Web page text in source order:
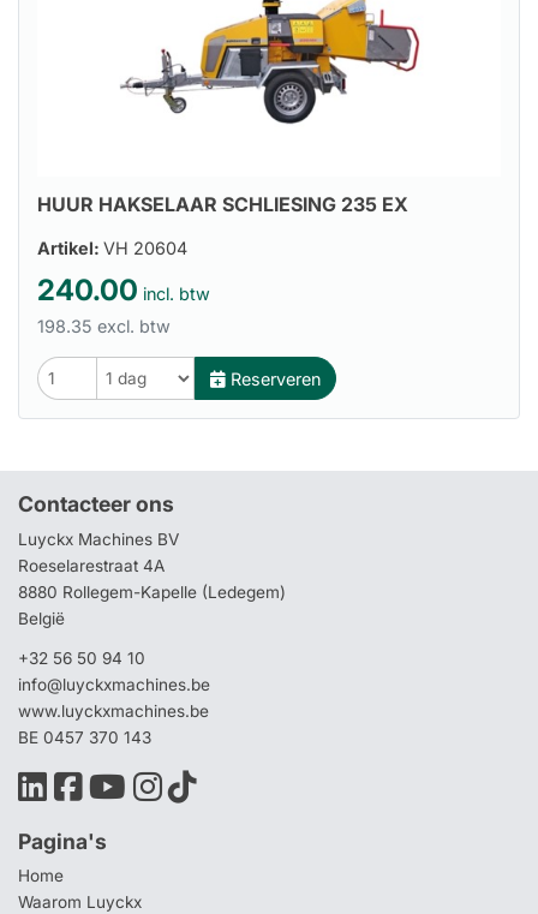
HUUR HAKSELAAR SCHLIESING 235 EX
Artikel: VH 20604
240.00 incl. btw
198.35 excl. btw
Reserveren
Contacteer ons
Luyckx Machines BV
Roeselarestraat 4A
8880 Rollegem-Kapelle (Ledegem)
België
+32 56 50 94 10
info@luyckxmachines.be
www.luyckxmachines.be
BE 0457 370 143
Pagina's
Home
Waarom Luyckx